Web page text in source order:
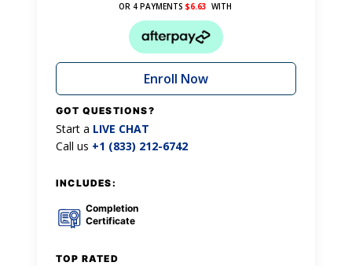
OR 4 PAYMENTS $6.63 WITH
Enroll Now
GOT QUESTIONS?
Start a LIVE CHAT
Call us +1 (833) 212-6742
INCLUDES:
Completion
Certificate
TOP RATED